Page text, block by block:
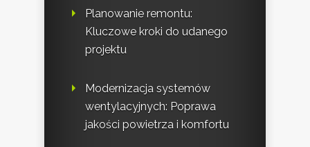
Planowanie remontu:
Kluczowe kroki do udanego
projektu
Modernizacja systemów
wentylacyjnych: Poprawa
jakości powietrza i komfortu